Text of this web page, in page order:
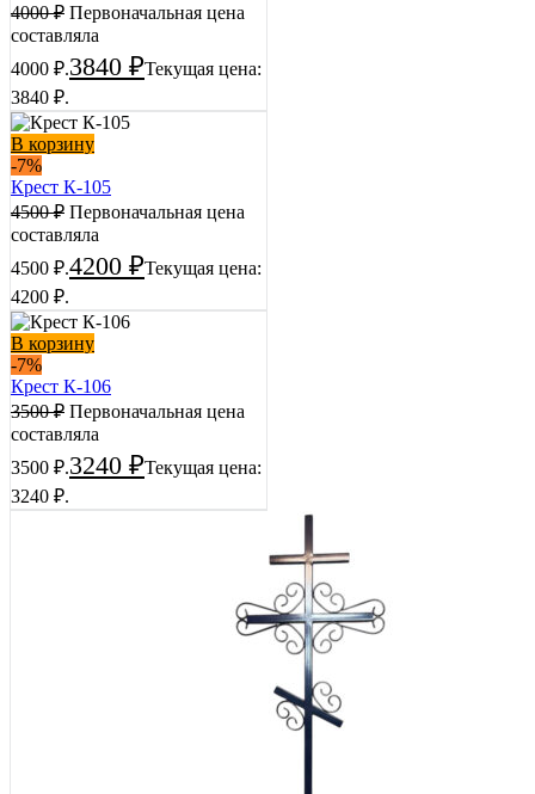
4000₽ Первоначальная цена
составляла
4000 ₽.3840 ₽Текущая цена:
3840 ₽.
В корзину
-7%
Крест К-105
4500₽ Первоначальная цена
составляла
4500 ₽.4200 ₽Текущая цена:
4200 ₽.
В корзину
-7%
Крест К-106
3500₽ Первоначальная цена
составляла
3500 ₽.3240 ₽Текущая цена:
3240 ₽.